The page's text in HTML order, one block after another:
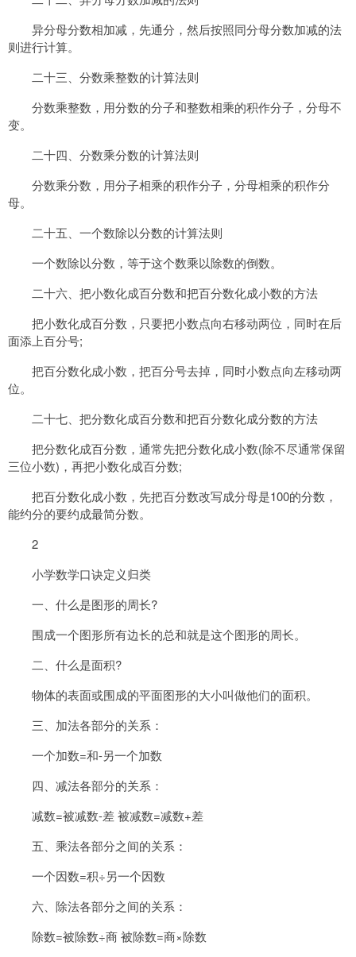
异分母分数相加减，先通分，然后按照同分母分数加减的法
则进行计算。
二十三、分数乘整数的计算法则
分数乘整数，用分数的分子和整数相乘的积作分子，分母不
变。
二十四、分数乘分数的计算法则
分数乘分数，用分子相乘的积作分子，分母相乘的积作分
母。
二十五、一个数除以分数的计算法则
一个数除以分数，等于这个数乘以除数的倒数。
二十六、把小数化成百分数和把百分数化成小数的方法
把小数化成百分数，只要把小数点向右移动两位，同时在后
面添上百分号;
把百分数化成小数，把百分号去掉，同时小数点向左移动两
位。
二十七、把分数化成百分数和把百分数化成分数的方法
把分数化成百分数，通常先把分数化成小数(除不尽通常保留
三位小数)，再把小数化成百分数;
把百分数化成小数，先把百分数改写成分母是100的分数，
能约分的要约成最简分数。
2
小学数学口诀定义归类
一、什么是图形的周长?
围成一个图形所有边长的总和就是这个图形的周长。
二、什么是面积?
物体的表面或围成的平面图形的大小叫做他们的面积。
三、加法各部分的关系：
一个加数=和-另一个加数
四、减法各部分的关系：
减数=被减数-差 被减数=减数+差
五、乘法各部分之间的关系：
一个因数=积÷另一个因数
六、除法各部分之间的关系：
除数=被除数÷商 被除数=商×除数